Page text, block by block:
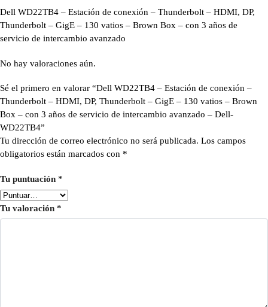
Dell WD22TB4 – Estación de conexión – Thunderbolt – HDMI, DP,
Thunderbolt – GigE – 130 vatios – Brown Box – con 3 años de
servicio de intercambio avanzado
No hay valoraciones aún.
Sé el primero en valorar “Dell WD22TB4 – Estación de conexión –
Thunderbolt – HDMI, DP, Thunderbolt – GigE – 130 vatios – Brown
Box – con 3 años de servicio de intercambio avanzado – Dell-
WD22TB4”
Tu dirección de correo electrónico no será publicada. Los campos
obligatorios están marcados con *
Tu puntuación *
Tu valoración *